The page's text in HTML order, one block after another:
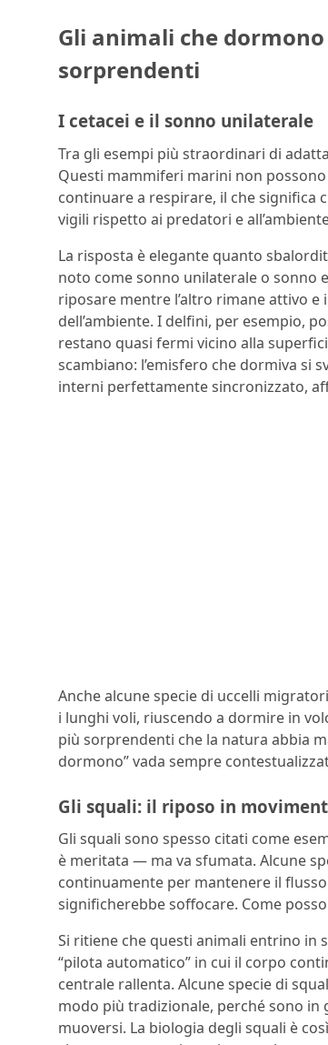
Gli animali che
sorprendenti
I cetacei e il sonno unilaterale
Tra gli esempi più straordinari di
Questi mammiferi marini non
continuare a respirare, il che significa
vigili rispetto ai predatori e
La risposta è elegante quanto
noto come sonno unilaterale o sonno
riposare mentre l’altro rimane attivo
dell’ambiente. I delfini, per esempio,
restano quasi fermi vicino alla
scambiano: l’emisfero che dormiva si
interni perfettamente sincronizzato,
Anche alcune specie di uccelli
i lunghi voli, riuscendo a dormire in
più sorprendenti che la natura abbia
dormono” vada sempre
Gli squali: il riposo in
Gli squali sono spesso citati come
è meritata — ma va sfumata. Alcune
continuamente per mantenere il
significherebbe soffocare. Come
Si ritiene che questi animali entrino
“pilota automatico” in cui il corpo
centrale rallenta. Alcune specie di
modo più tradizionale, perché sono in
muoversi. La biologia degli squali è